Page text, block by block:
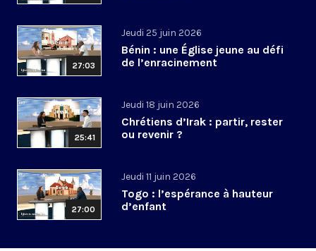
27:03
Jeudi 25 juin 2026
Bénin : une Église jeune au défi
de l’enracinement
25:41
Jeudi 18 juin 2026
Chrétiens d’Irak : partir, rester
ou revenir ?
27:00
Jeudi 11 juin 2026
Togo : l’espérance à hauteur
d’enfant